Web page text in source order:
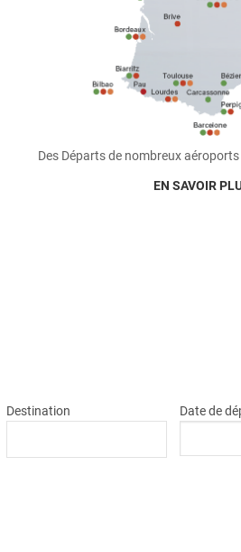
Des Départs de nombreux
EN SAVOIR
Destination Date de